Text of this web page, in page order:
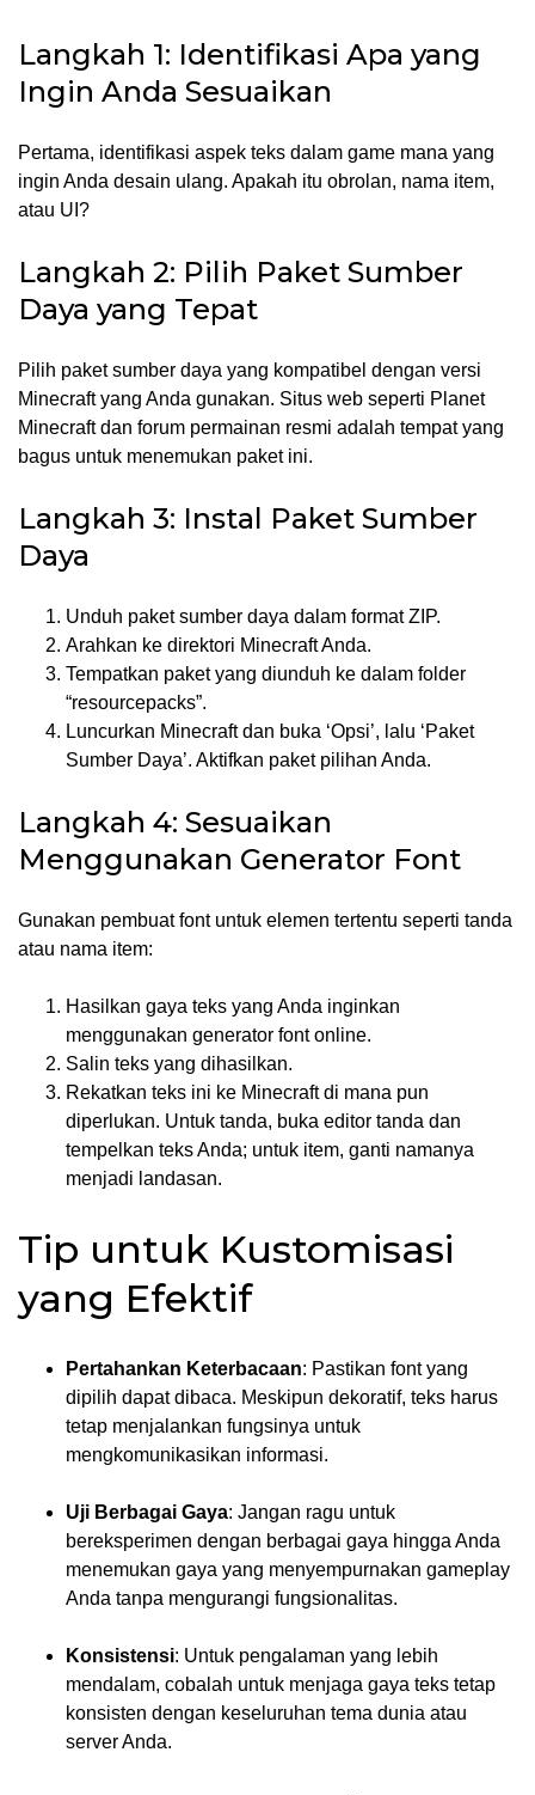
Langkah 1: Identifikasi Apa yang
Ingin Anda Sesuaikan
Pertama, identifikasi aspek teks dalam game mana yang
ingin Anda desain ulang. Apakah itu obrolan, nama item,
atau UI?
Langkah 2: Pilih Paket Sumber
Daya yang Tepat
Pilih paket sumber daya yang kompatibel dengan versi
Minecraft yang Anda gunakan. Situs web seperti Planet
Minecraft dan forum permainan resmi adalah tempat yang
bagus untuk menemukan paket ini.
Langkah 3: Instal Paket Sumber
Daya
Unduh paket sumber daya dalam format ZIP.
Arahkan ke direktori Minecraft Anda.
Tempatkan paket yang diunduh ke dalam folder
“resourcepacks”.
Luncurkan Minecraft dan buka ‘Opsi’, lalu ‘Paket
Sumber Daya’. Aktifkan paket pilihan Anda.
Langkah 4: Sesuaikan
Menggunakan Generator Font
Gunakan pembuat font untuk elemen tertentu seperti tanda
atau nama item:
Hasilkan gaya teks yang Anda inginkan
menggunakan generator font online.
Salin teks yang dihasilkan.
Rekatkan teks ini ke Minecraft di mana pun
diperlukan. Untuk tanda, buka editor tanda dan
tempelkan teks Anda; untuk item, ganti namanya
menjadi landasan.
Tip untuk Kustomisasi
yang Efektif
Pertahankan Keterbacaan: Pastikan font yang
dipilih dapat dibaca. Meskipun dekoratif, teks harus
tetap menjalankan fungsinya untuk
mengkomunikasikan informasi.
Uji Berbagai Gaya: Jangan ragu untuk
bereksperimen dengan berbagai gaya hingga Anda
menemukan gaya yang menyempurnakan gameplay
Anda tanpa mengurangi fungsionalitas.
Konsistensi: Untuk pengalaman yang lebih
mendalam, cobalah untuk menjaga gaya teks tetap
konsisten dengan keseluruhan tema dunia atau
server Anda.